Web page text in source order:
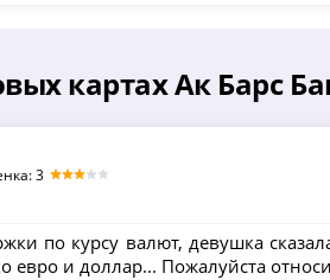
картах Ак Барс
3
по курсу валют, девушка
евро и доллар... Пожалуйста